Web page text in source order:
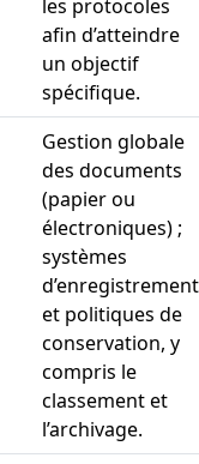
les protocoles
afin d’atteindre
un objectif
spécifique.
Gestion globale
des documents
(papier ou
électroniques) ;
systèmes
d’enregistrement
et politiques de
conservation, y
compris le
classement et
l’archivage.